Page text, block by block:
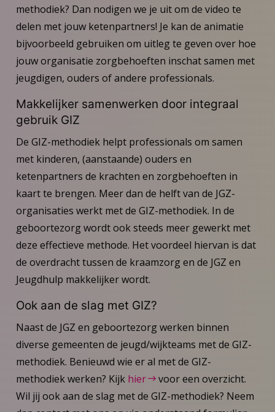
methodiek? Dan nodigen we je uit om de video te
delen met jouw ketenpartners! Je kan de animatie
bijvoorbeeld gebruiken om uitleg te geven over hoe
jouw organisatie zorgbehoeften inschat samen met
jeugdigen, ouders of andere professionals.
Makkelijker samenwerken door integraal
gebruik GIZ
De GIZ-methodiek helpt professionals om samen
met kinderen, (aanstaande) ouders en
ketenpartners de krachten en zorgbehoeften in
kaart te brengen. Meer dan de helft van de JGZ-
organisaties werkt met de GIZ-methodiek. In de
geboortezorg wordt ook steeds meer gewerkt met
deze effectieve methode. Het voordeel hiervan is dat
de overdracht tussen de kraamzorg en de JGZ en
Jeugdhulp makkelijker wordt.
Ook aan de slag met GIZ?
Naast de JGZ en geboortezorg werken binnen
diverse gemeenten de jeugd/wijkteams met de GIZ-
methodiek. Benieuwd wie er al met de GIZ-
methodiek werken? Kijk hier
voor een overzicht.
Wil jij ook aan de slag met de GIZ-methodiek? Neem